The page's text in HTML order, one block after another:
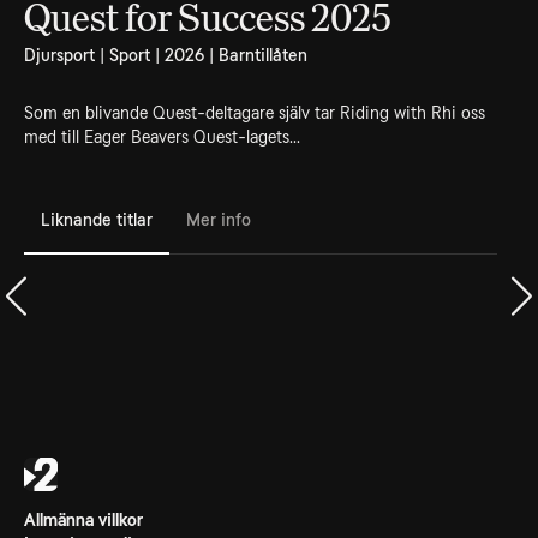
Quest for Success 2025
Djursport | Sport | 2026 | Barntillåten
Som en blivande Quest-deltagare själv tar Riding with Rhi oss
med till Eager Beavers Quest-lagets...
Liknande titlar Mer info
Allmänna villkor